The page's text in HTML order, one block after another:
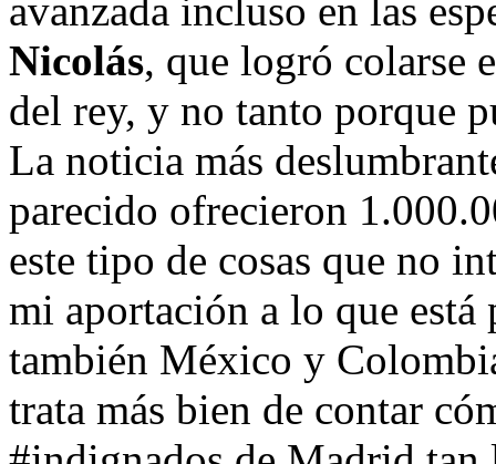
avanzada incluso en las
Nicolás, que logró colarse
del rey, y no tanto porque
La noticia más
parecido ofrecieron
este tipo de cosas que no
mi aportación a lo que está
también México y
trata más bien de contar